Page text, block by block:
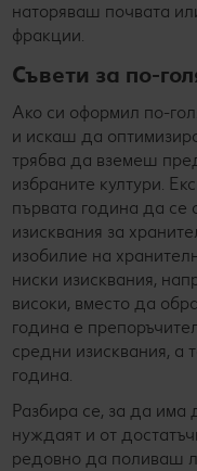
наторяваш почвата
фракции.
Съвети за по-
Ако си оформил по-
и искаш да
трябва да вземеш
избраните култури.
първата година да се
изисквания за
изобилие на
ниски изисквания,
високи, вместо да
година е
средни изисквания, а
година.
Разбира се, за да има
нуждаят и от
редовно да поливаш